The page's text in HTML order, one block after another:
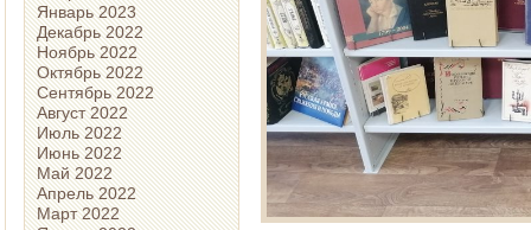
Январь 2023
Декабрь 2022
Ноябрь 2022
Октябрь 2022
Сентябрь 2022
Август 2022
Июль 2022
Июнь 2022
Май 2022
Апрель 2022
Март 2022